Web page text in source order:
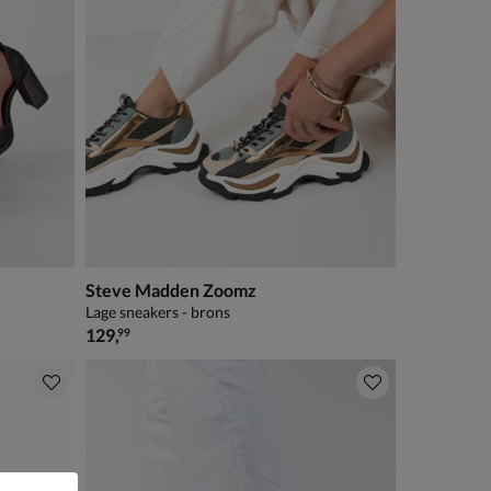
Steve Madden Zoomz
Lage sneakers - brons
€ 129,99
129,99